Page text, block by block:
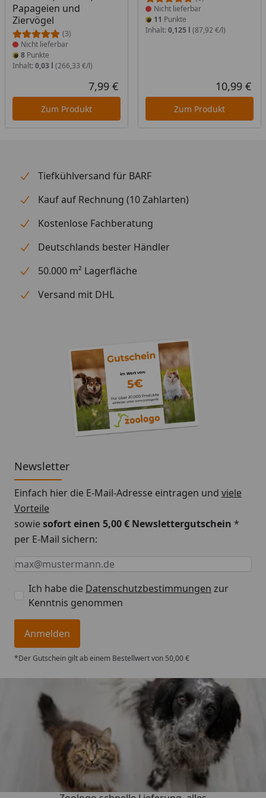
Papageien und
Ziervögel
(3)
Nicht lieferbar
8 Punkte
Inhalt: 0,03 l (266,33 €/l)
Aktueller Preis
7,99 €
Zum Produkt
Nicht lieferbar
11 Punkte
Inhalt: 0,125 l (87,92 €/l)
10,99 €
Zum Produkt
Tiefkühlversand für BARF
Kauf auf Rechnung (10 Zahlarten)
Kostenlose Fachberatung
Deutschlands bester Händler
50.000 m² Lagerfläche
Versand mit DHL
Newsletter
Einfach hier die E-Mail-Adresse eintragen und viele
Vorteile
sowiesofort einen 5,00 € Newslettergutschein *
per E-Mail sichern:
Keine Eingabe erforderlich
Eingabe erforderlich
E-Mail *
Ich habe die Datenschutzbestimmungen zur
Kenntnis genommen
Anmelden
*Der Gutschein gilt ab einem Bestellwert von 50,00 €
Trusted Shops
4,74/ 5
„Gute Erfahrung mit